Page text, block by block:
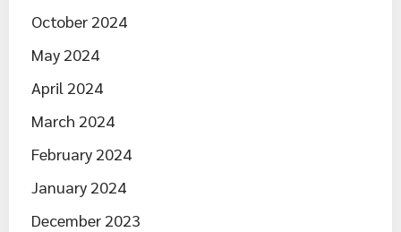
October 2024
May 2024
April 2024
March 2024
February 2024
January 2024
December 2023